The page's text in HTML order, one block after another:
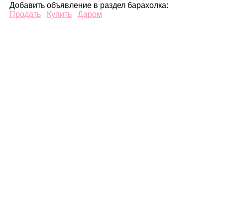
Добавить объявление в раздел барахолка:
Продать
Купить Даром